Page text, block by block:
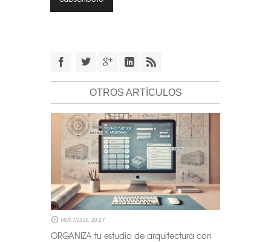
OTROS ARTÍCULOS
09/07/2026, 20:27
ORGANIZA tu estudio de arquitectura con